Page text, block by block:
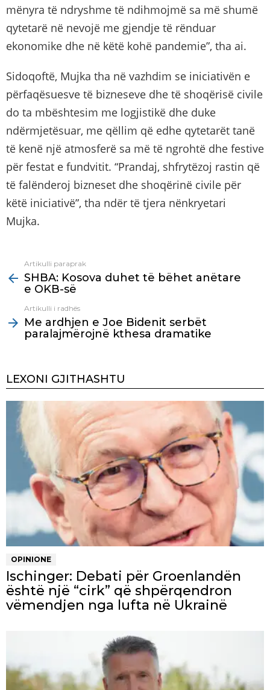
mënyra të ndryshme të ndihmojmë sa më shumë
qytetarë në nevojë me gjendje të rënduar
ekonomike dhe në këtë kohë pandemie”, tha ai.
Sidoqoftë, Mujka tha në vazhdim se iniciativën e
përfaqësuesve të bizneseve dhe të shoqërisë civile
do ta mbështesim me logjistikë dhe duke
ndërmjetësuar, me qëllim që edhe qytetarët tanë
të kenë një atmosferë sa më të ngrohtë dhe festive
për festat e fundvitit. “Prandaj, shfrytëzoj rastin që
të falënderoj bizneset dhe shoqërinë civile për
këtë iniciativë”, tha ndër të tjera nënkryetari
Mujka.
more
Artikulli paraprak
SHBA: Kosova duhet të bëhet anëtare
e OKB-së
Artikulli i radhës
Me ardhjen e Joe Bidenit serbët
paralajmërojnë kthesa dramatike
LEXONI GJITHASHTU
OPINIONE
Ischinger: Debati për Groenlandën
është një “cirk” që shpërqendron
vëmendjen nga lufta në Ukrainë